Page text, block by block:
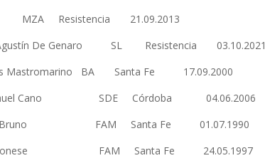
Resistencia 21.09.2013
De Genaro SL Resistencia 03.10.2021
Mastromarino BA Santa Fe 17.09.2000
Cano SDE Córdoba 04.06.2006
FAM Santa Fe 01.07.1990
FAM Santa Fe 24.05.1997